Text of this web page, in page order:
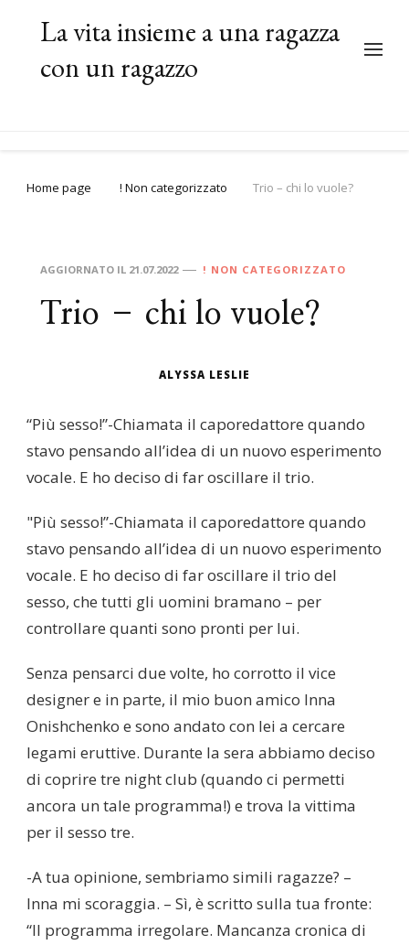
La vita insieme a una ragazza
con un ragazzo
Home page ! Non categorizzato Trio – chi lo vuole?
AGGIORNATO IL 21.07.2022 ! NON CATEGORIZZATO
Trio – chi lo vuole?
ALYSSA LESLIE
“Più sesso!”-Chiamata il caporedattore quando
stavo pensando all’idea di un nuovo esperimento
vocale. E ho deciso di far oscillare il trio.
"Più sesso!”-Chiamata il caporedattore quando
stavo pensando all’idea di un nuovo esperimento
vocale. E ho deciso di far oscillare il trio del
sesso, che tutti gli uomini bramano – per
controllare quanti sono pronti per lui.
Senza pensarci due volte, ho corrotto il vice
designer e in parte, il mio buon amico Inna
Onishchenko e sono andato con lei a cercare
legami eruttive. Durante la sera abbiamo deciso
di coprire tre night club (quando ci permetti
ancora un tale programma!) e trova la vittima
per il sesso tre.
-A tua opinione, sembriamo simili ragazze? –
Inna mi scoraggia. – Sì, è scritto sulla tua fronte:
“Il programma irregolare. Mancanza cronica di